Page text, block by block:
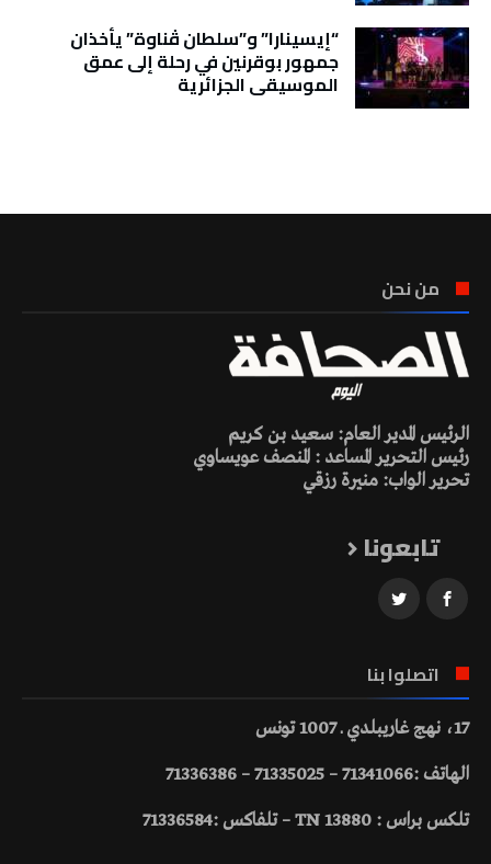
“إيسينارا” و”سلطان ڤناوة” يأخذان
جمهور بوقرنين في رحلة إلى عمق
الموسيقى الجزائرية
من نحن
الرئيس المدير العام: سعيد بن كريم
رئيس التحرير المساعد : المنصف عويساوي
تحرير الواب: منيرة رزقي
تابعونا
اتصلوا بنا
17، نهج غاريبلدي ـ 1007 تونس
الهاتف :71341066 – 71335025 – 71336386
تلكس براس : 13880 TN – تلفاكس :71336584